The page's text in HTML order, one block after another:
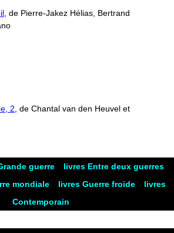
, de Pierre-Jakez Hélias, Bertrand
2 , de Chantal van den Heuvel et
guerre
livres Entre deux guerres
mondiale
livres Guerre froide
livres
Contemporain